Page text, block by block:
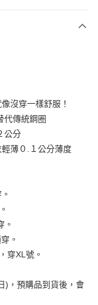
銀行
商業銀行
業銀行
銀行
行
）商業銀行
業銀行
銀行
業銀行
商業銀行
行
行
商業銀行
銀行
灣）商業銀行
業銀行
方式。 讓您購物簡單
沒穿一樣舒服！
代傳統鋼圈
公分
薄０.１公分薄度
。
。
穿XL號。
)，預購品到貨後，會